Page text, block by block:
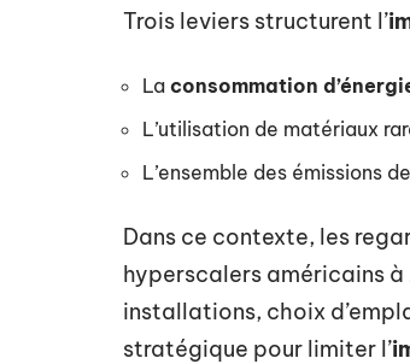
Trois leviers structurent l’
La consommation
L’utilisation de matériaux
L’ensemble des émissions
Dans ce contexte, les
hyperscalers américains
installations, choix
stratégique pour limiter l’